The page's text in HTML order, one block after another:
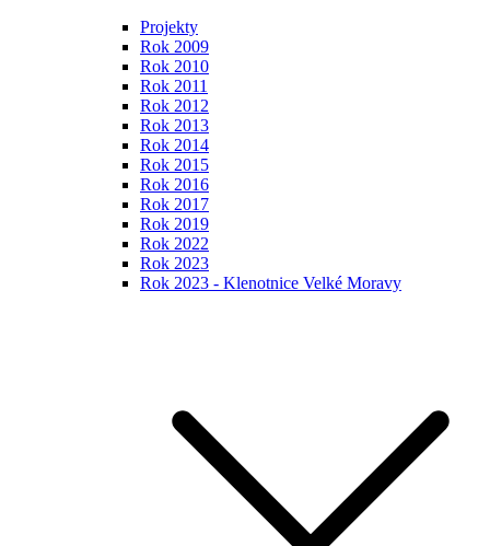
Projekty
Rok 2009
Rok 2010
Rok 2011
Rok 2012
Rok 2013
Rok 2014
Rok 2015
Rok 2016
Rok 2017
Rok 2019
Rok 2022
Rok 2023
Rok 2023 - Klenotnice Velké Moravy